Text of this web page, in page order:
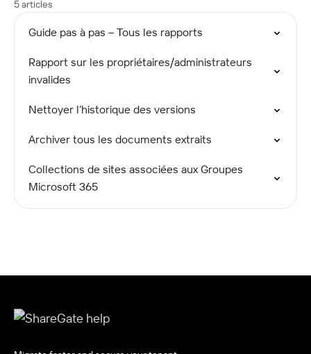
5 articles
Guide pas à pas – Tous les rapports
Rapport sur les propriétaires/administrateurs
invalides
Nettoyer l’historique des versions
Archiver tous les documents extraits
Collections de sites associées aux Groupes
Microsoft 365